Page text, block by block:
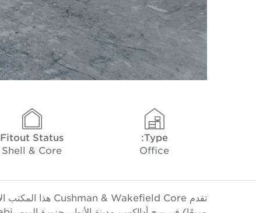
Type:
Office
Fitout Status
Shell & Core